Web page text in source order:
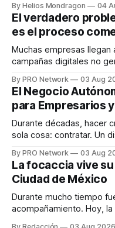
dispositivos inteligentes,
en tiempo real para
decisiones sobre su
responder
By Helios Mondragon 04
El verdadero
es el proceso
Muchas empresas llegan
campañas digitales no
INTERIUS, el problema suele
una entrevista para el
marketing digital explicó
By PRO Network 03 Aug
El Negocio
para Empresarios
Durante décadas, hacer
sola cosa: contratar. Un
para los textos, alguien
para encontrar
llamadas y mensajes, y
By PRO Network 03 Aug
La focaccia vive
Ciudad de México
Durante mucho tiempo
acompañamiento. Hoy,